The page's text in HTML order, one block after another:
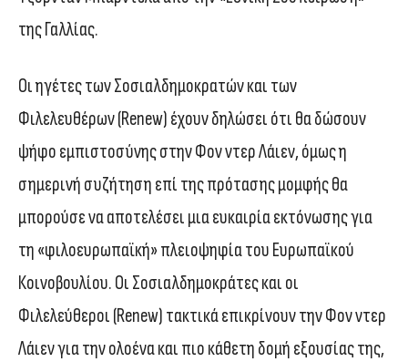
της Γαλλίας.
Οι ηγέτες των Σοσιαλδημοκρατών και των
Φιλελευθέρων (Renew) έχουν δηλώσει ότι θα δώσουν
ψήφο εμπιστοσύνης στην Φον ντερ Λάιεν, όμως η
σημερινή συζήτηση επί της πρότασης μομφής θα
μπορούσε να αποτελέσει μια ευκαιρία εκτόνωσης για
τη «φιλοευρωπαϊκή» πλειοψηφία του Ευρωπαϊκού
Κοινοβουλίου. Οι Σοσιαλδημοκράτες και οι
Φιλελεύθεροι (Renew) τακτικά επικρίνουν την Φον ντερ
Λάιεν για την ολοένα και πιο κάθετη δομή εξουσίας της,